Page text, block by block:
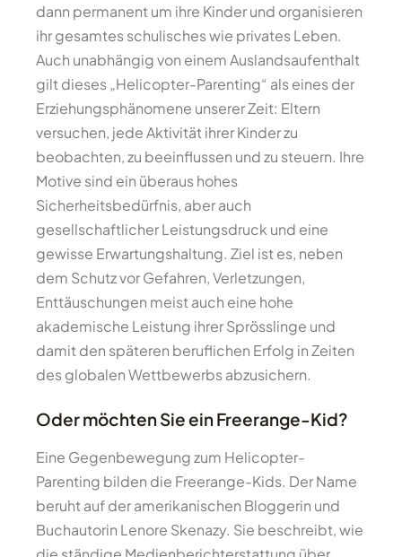
dann permanent um ihre Kinder und organisieren
ihr gesamtes schulisches wie privates Leben.
Auch unabhängig von einem Auslandsaufenthalt
gilt dieses „Helicopter-Parenting“ als eines der
Erziehungsphänomene unserer Zeit: Eltern
versuchen, jede Aktivität ihrer Kinder zu
beobachten, zu beeinflussen und zu steuern. Ihre
Motive sind ein überaus hohes
Sicherheitsbedürfnis, aber auch
gesellschaftlicher Leistungsdruck und eine
gewisse Erwartungshaltung. Ziel ist es, neben
dem Schutz vor Gefahren, Verletzungen,
Enttäuschungen meist auch eine hohe
akademische Leistung ihrer Sprösslinge und
damit den späteren beruflichen Erfolg in Zeiten
des globalen Wettbewerbs abzusichern.
Oder möchten Sie ein Freerange-Kid?
Eine Gegenbewegung zum Helicopter-
Parenting bilden die Freerange-Kids. Der Name
beruht auf der amerikanischen Bloggerin und
Buchautorin Lenore Skenazy. Sie beschreibt, wie